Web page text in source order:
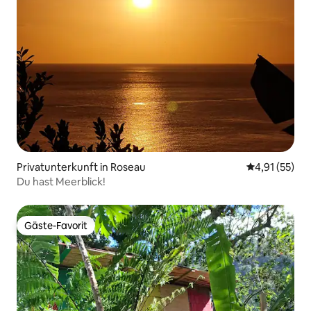
Privatunterkunft in Roseau
4,91 (55)
Du hast Meerblick!
Gäste-Favorit
Gäste-Favorit